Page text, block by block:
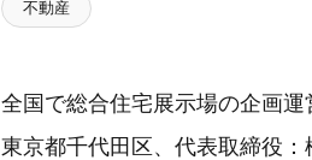
不動産
全国で総合住宅展示場の企画
東京都千代田区、代表取締役